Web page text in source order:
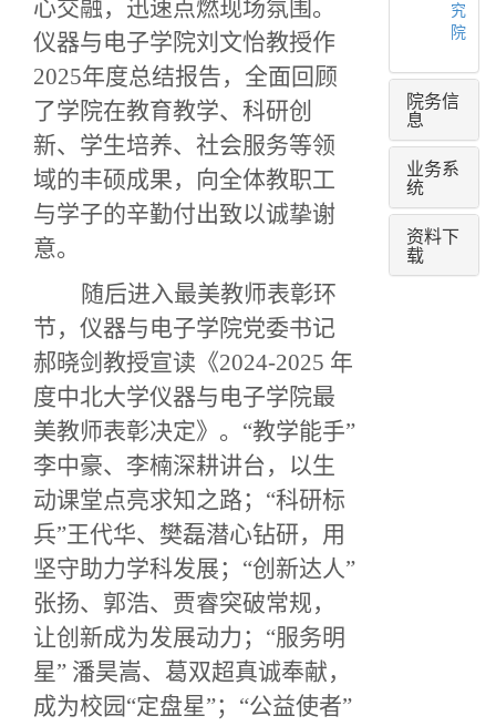
心交融，迅速点燃现场氛围。
仪器与电子学院刘文怡教授作
2025年度总结报告，全面回顾
了学院在教育教学、科研创
新、学生培养、社会服务等领
域的丰硕成果，向全体教职工
与学子的辛勤付出致以诚挚谢
意。
随后进入最美教师表彰环
节，仪器与电子学院党委书记
郝晓剑 教授宣读《2024-2025 年
度中北大学仪器与电子学院最
美教师表彰决定》。“教学能手”
李中豪、李楠深耕讲台，以生
动课堂点亮求知之路；“科研标
兵”王代华、樊磊潜心钻研，用
坚守助力学科发展；“创新达人”
张扬、郭浩、贾睿突破常规，
让创新成为发展动力；“服务明
星” 潘昊嵩、葛双超真诚奉献，
成为校园“定盘星”；“公益使者”
究
院
院务信
息
业务系
统
资料下
载